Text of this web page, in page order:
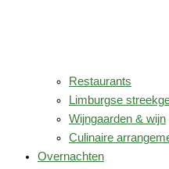
Restaurants
Limburgse
Wijngaarden & wijn
Culinaire
Overnachten